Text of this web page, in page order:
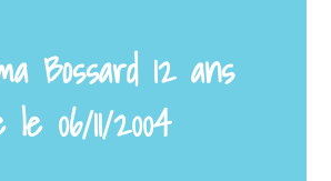
Bossard 12 ans
06/11/2004